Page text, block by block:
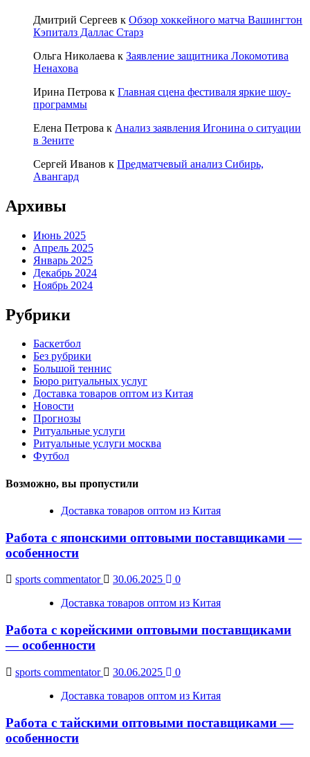
Дмитрий Сергеев к Обзор хоккейного матча Вашингтон
Кэпиталз Даллас Старз
Ольга Николаева к Заявление защитника Локомотива
Ненахова
Ирина Петрова к Главная сцена фестиваля яркие шоу-
программы
Елена Петрова к Анализ заявления Игонина о ситуации
в Зените
Сергей Иванов к Предматчевый анализ Сибирь,
Авангард
Архивы
Июнь 2025
Апрель 2025
Январь 2025
Декабрь 2024
Ноябрь 2024
Рубрики
Баскетбол
Без рубрики
Большой теннис
Бюро ритуальных услуг
Доставка товаров оптом из Китая
Новости
Прогнозы
Ритуальные услуги
Ритуальные услуги москва
Футбол
Возможно, вы пропустили
Доставка товаров оптом из Китая
Работа с японскими оптовыми поставщиками —
особенности
sports commentator 30.06.2025
0
Доставка товаров оптом из Китая
Работа с корейскими оптовыми поставщиками
— особенности
sports commentator 30.06.2025
0
Доставка товаров оптом из Китая
Работа с тайскими оптовыми поставщиками —
особенности